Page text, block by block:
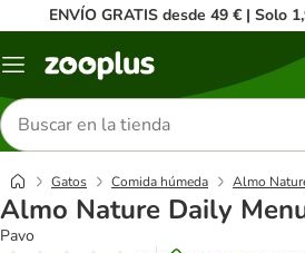
ENVÍO GRATIS desde 49 € | Solo
Menú
Buscar
productos
Gatos Comida húmeda Almo
Almo Nature Daily
Pavo